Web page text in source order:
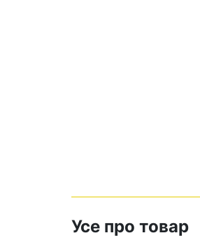
Усе про товар